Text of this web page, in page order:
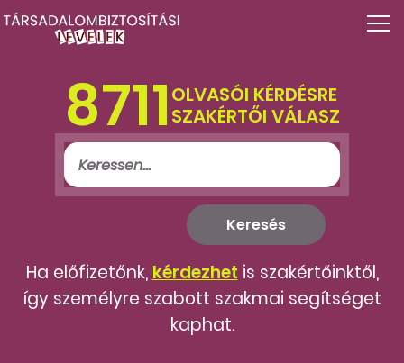
8711 OLVASÓI KÉRDÉSRE
SZAKÉRTŐI VÁLASZ
Ha előfizetőnk, kérdezhet is szakértőinktől,
így személyre szabott szakmai segítséget
kaphat.